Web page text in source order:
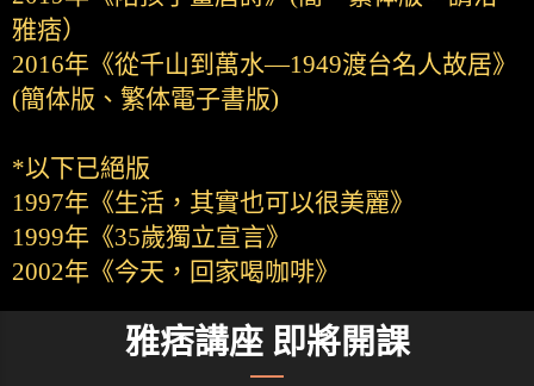
雅痞）
2016年《從千山到萬水—1949渡台名人故居》
(簡体版、繁体電子書版)
*以下已絕版
1997年《生活，其實也可以很美麗》
1999年《35歲獨立宣言》
2002年《今天，回家喝咖啡》
雅痞講座 即將開課